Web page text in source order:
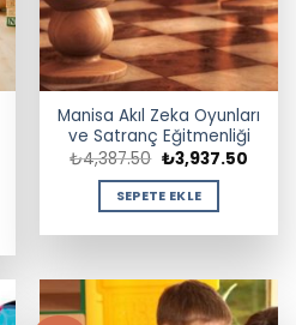
Manisa Akıl Zeka Oyunları
ve Satranç Eğitmenliği
₺4,387.50 Orijinal
fiyat:
₺4,387.50.
₺3,937.50Şu
SEPETE EKLE